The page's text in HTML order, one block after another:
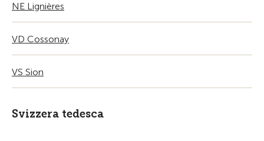
NE Lignières
VD Cossonay
VS Sion
Svizzera tedesca